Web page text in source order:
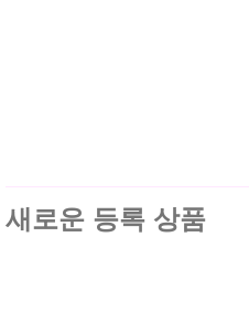
새로운 등록 상품